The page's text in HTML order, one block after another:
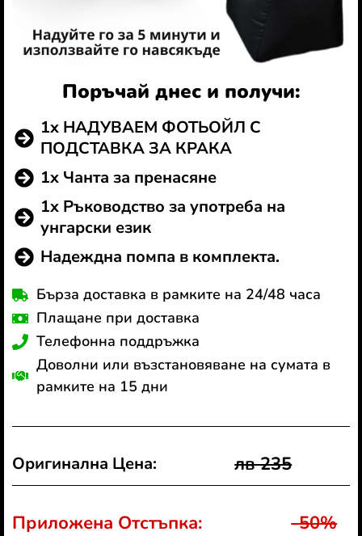
Поръчай днес и получи:
1x НАДУВАЕМ ФОТЬОЙЛ С
ПОДСТАВКА ЗА КРАКА
1x Чанта за пренасяне
1x Ръководство за употреба на
унгарски език
Надеждна помпа в комплекта.
Бърза доставка в рамките на 24/48 часа
Плащане при доставка
Телефонна поддръжка
Доволни или възстановяване на сумата в
рамките на 15 дни
Оригинална Цена: лв 235
Приложена Отстъпка: -50%